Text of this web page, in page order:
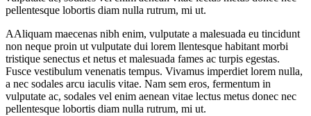
pellentesque lobortis diam nulla rutrum, mi ut.
AAliquam maecenas nibh enim, vulputate a malesuada eu tincidunt
non neque proin ut vulputate dui lorem llentesque habitant morbi
tristique senectus et netus et malesuada fames ac turpis egestas.
Fusce vestibulum venenatis tempus. Vivamus imperdiet lorem nulla,
a nec sodales arcu iaculis vitae. Nam sem eros, fermentum in
vulputate ac, sodales vel enim aenean vitae lectus metus donec nec
pellentesque lobortis diam nulla rutrum, mi ut.